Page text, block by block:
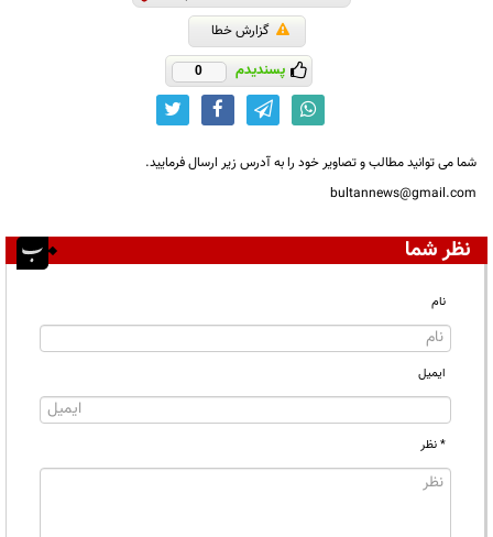
گزارش خطا
پسندیدم 0
شما می توانید مطالب و تصاویر خود را به آدرس زیر ارسال فرمایید.
bultannews@gmail.com
نظر شما
نام
ایمیل
* نظر